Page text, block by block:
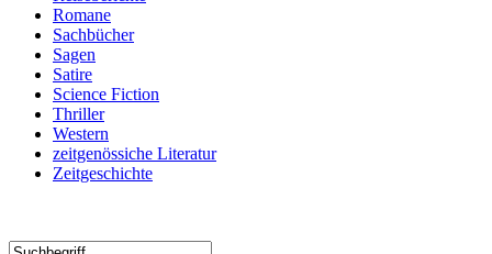
Romane
Sachbücher
Sagen
Satire
Science Fiction
Thriller
Western
zeitgenössiche Literatur
Zeitgeschichte